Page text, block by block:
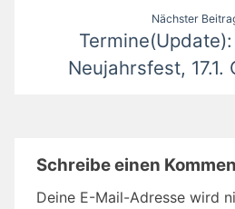
Nächster
Neujahrsfest, 17.1.
Schreibe einen
Deine E-Mail-Adresse wird